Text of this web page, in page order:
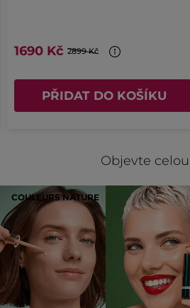
1690 Kč 2899 Kč
PŘIDAT DO KOŠÍKU
Objevte
COULEURS NATURE